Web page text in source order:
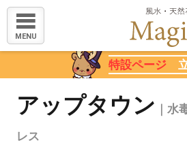
MENU
特設ページ立
アップタウン ｜
レス